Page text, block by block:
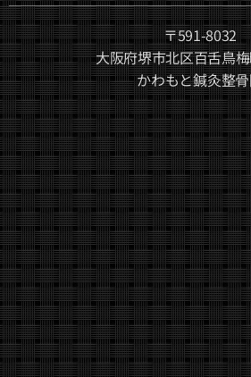
〒591-8032
大阪府堺市北区百舌鳥
かわもと鍼灸整